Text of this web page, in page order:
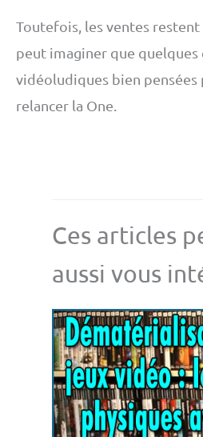
Toutefois, les ventes
peut imaginer que quelques
vidéoludiques bien
relancer la One.
Ces articles
aussi vous